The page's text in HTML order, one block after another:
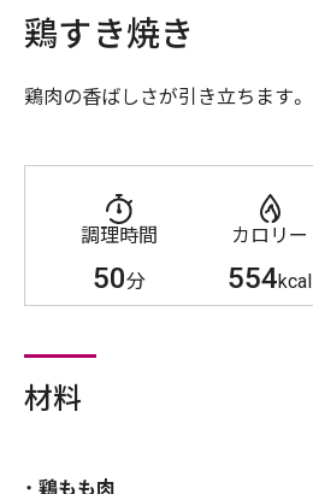
鶏すき焼き
鶏肉の香ばしさが引き立ちます。
調理時間
50分
カロリー
554kcal
材料
鶏もも肉